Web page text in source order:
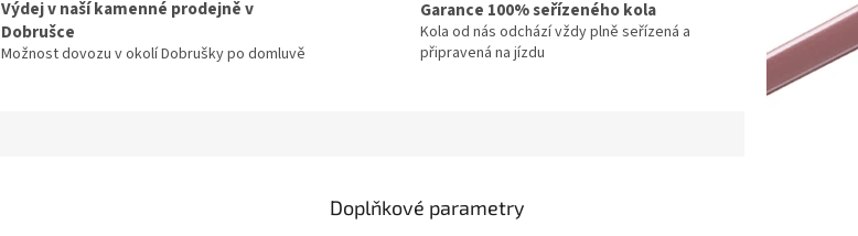
Výdej v naší kamenné prodejně v
Dobrušce
Možnost dovozu v okolí Dobrušky po domluvě
Garance 100% seřízeného kola
Kola od nás odchází vždy plně seřízená a
připravená na jízdu
Doplňkové parametry